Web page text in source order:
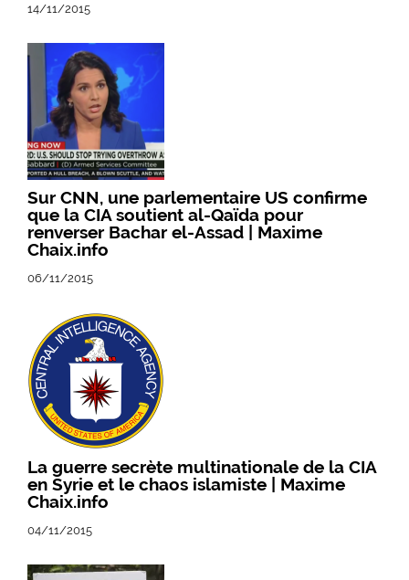
14/11/2015
Sur CNN, une parlementaire US confirme
que la CIA soutient al-Qaïda pour
renverser Bachar el-Assad | Maxime
Chaix.info
06/11/2015
La guerre secrète multinationale de la CIA
en Syrie et le chaos islamiste | Maxime
Chaix.info
04/11/2015